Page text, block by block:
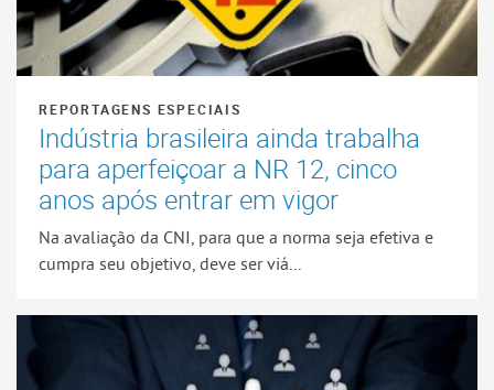
REPORTAGENS ESPECIAIS
Indústria brasileira ainda trabalha
para aperfeiçoar a NR 12, cinco
anos após entrar em vigor
Na avaliação da CNI, para que a norma seja efetiva e
cumpra seu objetivo, deve ser viá...